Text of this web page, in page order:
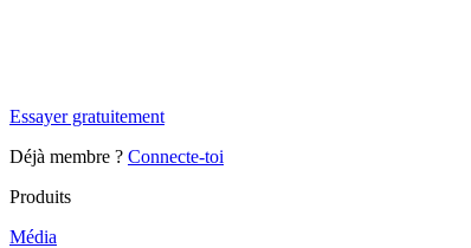
Essayer gratuitement
Déjà membre ? Connecte-toi
Produits
Média